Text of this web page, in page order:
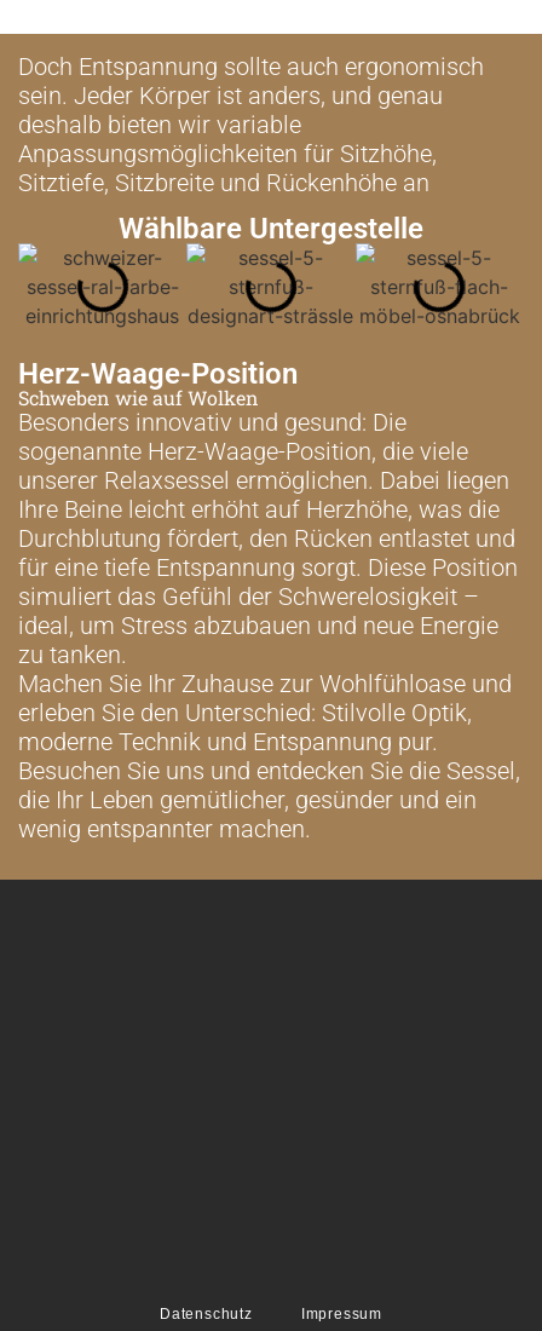
Doch Entspannung sollte auch ergonomisch
sein. Jeder Körper ist anders, und genau
deshalb bieten wir variable
Anpassungsmöglichkeiten für Sitzhöhe,
Sitztiefe, Sitzbreite und Rückenhöhe an
Wählbare Untergestelle
Herz-Waage-Position
Schweben wie auf Wolken
Besonders innovativ und gesund: Die
sogenannte Herz-Waage-Position, die viele
unserer Relaxsessel ermöglichen. Dabei liegen
Ihre Beine leicht erhöht auf Herzhöhe, was die
Durchblutung fördert, den Rücken entlastet und
für eine tiefe Entspannung sorgt. Diese Position
simuliert das Gefühl der Schwerelosigkeit –
ideal, um Stress abzubauen und neue Energie
zu tanken.
Machen Sie Ihr Zuhause zur Wohlfühloase und
erleben Sie den Unterschied: Stilvolle Optik,
moderne Technik und Entspannung pur.
Besuchen Sie uns und entdecken Sie die Sessel,
die Ihr Leben gemütlicher, gesünder und ein
wenig entspannter machen.
Datenschutz Impressum